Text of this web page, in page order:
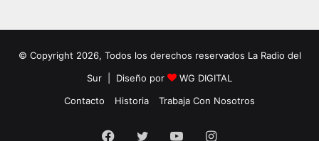
© Copyright 2026, Todos los derechos reservados La Radio del
Sur | Diseño por
WG DIGITAL
Contacto
Historia Trabaja Con Nosotros
Facebook
TwitterYouTubeInstagram